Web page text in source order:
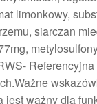
limonkowy,
siarczan
jest ważny dla